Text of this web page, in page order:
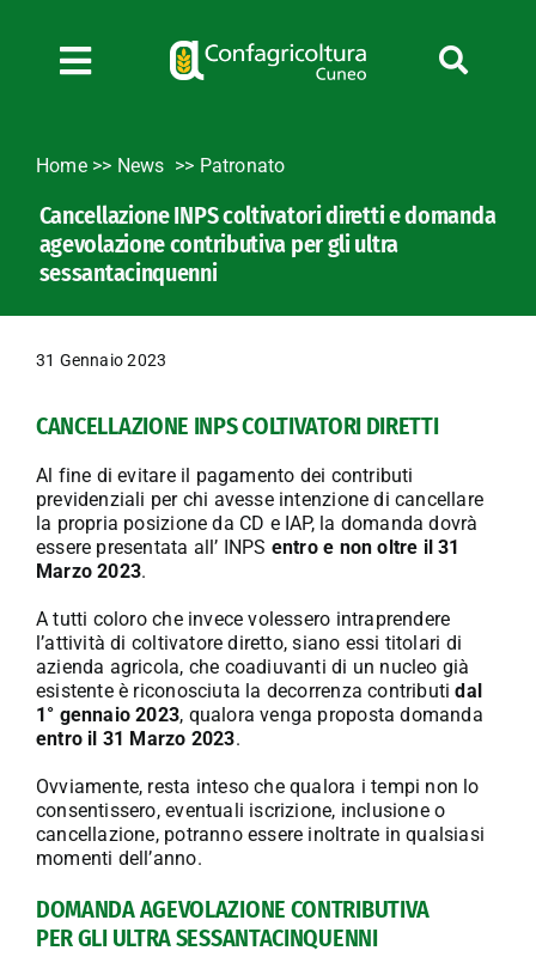
contenuto
Toggle
News
Bandi
Formazione
Convenzioni
Fotogallery
Lavora con noi
Contatti
Home>> News Patronato
Cancellazione INPS coltivatori diretti e domanda
agevolazione contributiva per gli ultra
sessantacinquenni
31 Gennaio 2023
CANCELLAZIONE INPS COLTIVATORI DIRETTI
Al fine di evitare il pagamento dei contributi
previdenziali per chi avesse intenzione di cancellare
la propria posizione da CD e IAP, la domanda dovrà
essere presentata all’ INPS entro e non oltre il 31
Marzo 2023.
A tutti coloro che invece volessero intraprendere
l’attività di coltivatore diretto, siano essi titolari di
azienda agricola, che coadiuvanti di un nucleo già
esistente è riconosciuta la decorrenza contributidal
1° gennaio 2023, qualora venga proposta domanda
entro il 31 Marzo 2023.
Ovviamente, resta inteso che qualora i tempi non lo
consentissero, eventuali iscrizione, inclusione o
cancellazione, potranno essere inoltrate in qualsiasi
momenti dell’anno.
DOMANDA AGEVOLAZIONE CONTRIBUTIVA
PER GLI ULTRA SESSANTACINQUENNI